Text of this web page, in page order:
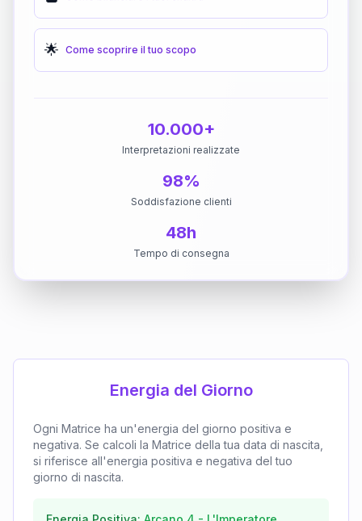
🌟 Come scoprire il tuo scopo
10.000+
Interpretazioni realizzate
98%
Soddisfazione clienti
48h
Tempo di consegna
Energia del Giorno
Ogni Matrice ha un'energia del giorno positiva e
negativa. Se calcoli la Matrice della tua data di nascita,
si riferisce all'energia positiva e negativa del tuo
giorno di nascita.